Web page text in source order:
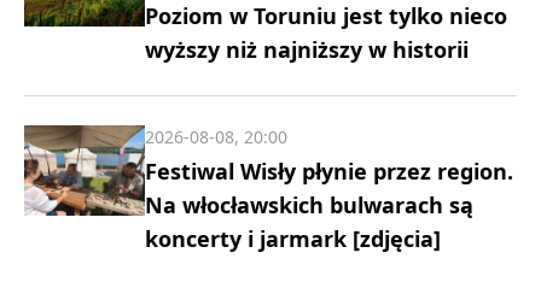
Poziom w Toruniu jest tylko nieco
wyższy niż najniższy w historii
Festiwal Wisły płynie przez region.
Na włocławskich bulwarach są
koncerty i jarmark [zdjęcia]
2026-08-08, 20:00